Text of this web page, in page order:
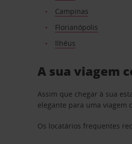
Campinas
Florianópolis
Ilhéus
A sua viagem
Assim que chegar à sua
elegante para uma viagem
Os locatários frequentes